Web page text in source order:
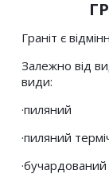
Граніт є
Залежно від
види:
·пиляний
·пиляний
·бучардований